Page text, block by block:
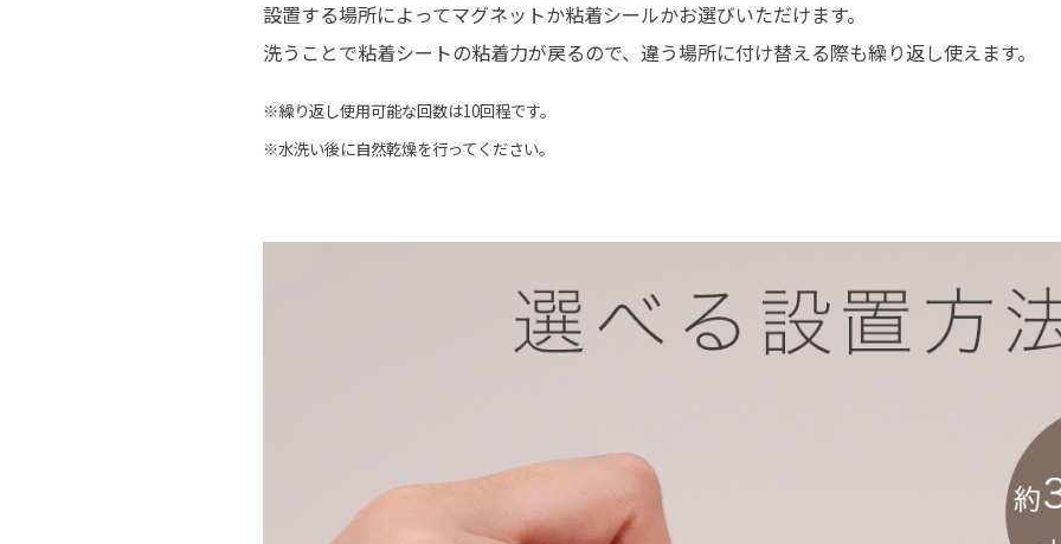
設置する場所によってマグネットか粘着シールかお選びいただけます。
洗うことで粘着シートの粘着力が戻るので、違う場所に付け替える際も繰り返し使えます。
※繰り返し使用可能な回数は10回程です。
※水洗い後に自然乾燥を行ってください。